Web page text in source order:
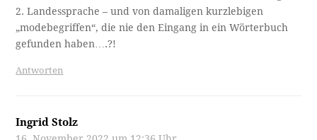
2. Landessprache – und von damaligen kurzlebigen
„modebegriffen“, die nie den Eingang in ein Wörterbuch
gefunden haben….?!
Antworten
Ingrid Stolz